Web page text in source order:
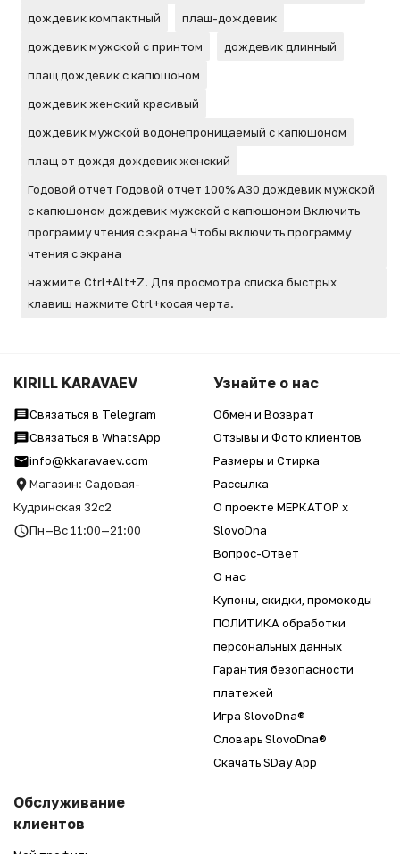
дождевик компактный
плащ-дождевик
дождевик мужской с принтом
дождевик длинный
плащ дождевик с капюшоном
дождевик женский красивый
дождевик мужской водонепроницаемый с капюшоном
плащ от дождя дождевик женский
Годовой отчет Годовой отчет 100% A30 дождевик мужской
с капюшоном дождевик мужской с капюшоном Включить
программу чтения с экрана Чтобы включить программу
чтения с экрана
нажмите Ctrl+Alt+Z. Для просмотра списка быстрых
клавиш нажмите Ctrl+косая черта.
KIRILL KARAVAEV
Связаться в Telegram
Связаться в WhatsApp
info@kkaravaev.com
Магазин: Садовая-
Кудринская 32с2
Пн—Вс 11:00—21:00
Узнайте о нас
Обмен и Возврат
Отзывы и Фото клиентов
Размеры и Стирка
Рассылка
О проекте МЕРКАТОР x
SlovoDna
Вопрос-Ответ
О нас
Купоны, скидки, промокоды
ПОЛИТИКА обработки
персональных данных
Гарантия безопасности
платежей
Игра SlovoDna®
Словарь SlovoDna®
Скачать SDay App
Обслуживание
клиентов